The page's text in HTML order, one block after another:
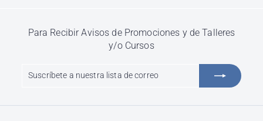
Para Recibir Avisos de Promociones y de Talleres
y/o Cursos
Suscríbete
lista
Suscribir